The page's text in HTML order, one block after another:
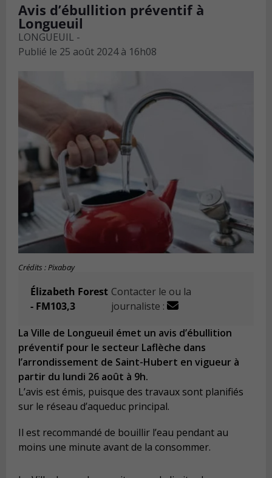
Avis d’ébullition préventif à
Longueuil
LONGUEUIL -
Publié le 25 août 2024 à 16h08
Crédits : Pixabay
Élizabeth Forest
- FM103,3
Contacter le ou la
journaliste :
La Ville de Longueuil émet un avis d’ébullition
préventif pour le secteur Laflèche dans
l’arrondissement de Saint-Hubert en vigueur à
partir du lundi 26 août à 9h.
L’avis est émis, puisque des travaux sont planifiés
sur le réseau d’aqueduc principal.
Il est recommandé de bouillir l’eau pendant au
moins une minute avant de la consommer.